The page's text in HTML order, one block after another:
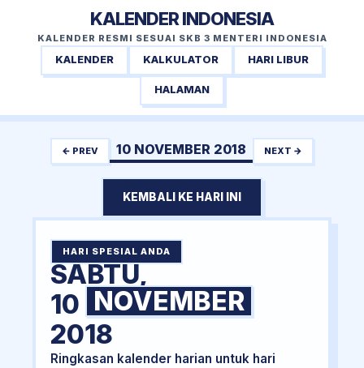
KALENDER INDONESIA
KALENDER RESMI SESUAI SKB 3 MENTERI INDONESIA
KALENDER KALKULATOR HARI LIBUR
HALAMAN
← PREV 10 NOVEMBER 2018 NEXT →
KEMBALI KE HARI INI
HARI SPESIAL ANDA
SABTU,
10 NOVEMBER
2018
Ringkasan kalender harian untuk hari